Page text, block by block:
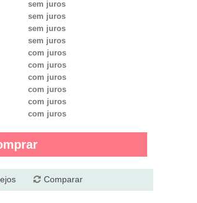
sem juros
sem juros
sem juros
sem juros
com juros
com juros
com juros
com juros
com juros
com juros
Comparar